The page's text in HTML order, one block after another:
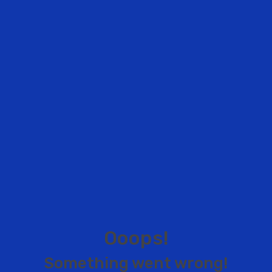
Ooops!
Something went wrong!